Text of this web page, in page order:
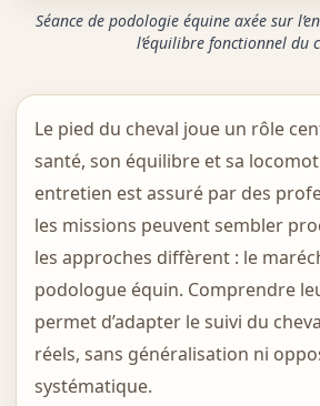
Séance de podologie équine axée sur
l’équilibre fonctionnel du
Le pied du cheval joue un rôle
santé, son équilibre et sa
entretien est assuré par des
les missions peuvent sembler
les approches diffèrent : le
podologue équin. Comprendre
permet d’adapter le suivi du
réels, sans généralisation ni
systématique.